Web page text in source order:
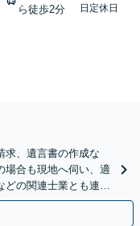
ら徒歩2分
日定休日
求、遺言書の作成な
場合も現地へ伺い、適
どの関連士業とも連携